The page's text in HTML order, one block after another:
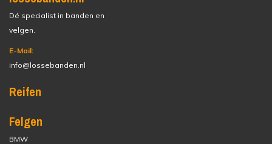
Dé specialist in banden en
velgen.
E-Mail:
info@lossebanden.nl
Reifen
Felgen
BMW